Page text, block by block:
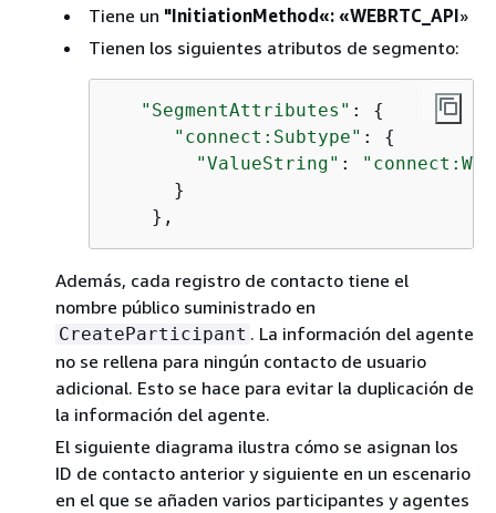
Tiene un "InitiationMethod«: «WEBRTC_API»
Tienen los siguientes atributos de segmento:
"SegmentAttributes" : {
"connect:Subtype" : {
"ValueString" :
      }
    },
Además, cada registro de contacto tiene el
nombre público suministrado en
CreateParticipant . La información del agente
no se rellena para ningún contacto de usuario
adicional. Esto se hace para evitar la duplicación de
la información del agente.
El siguiente diagrama ilustra cómo se asignan los
ID de contacto anterior y siguiente en un escenario
en el que se añaden varios participantes y agentes